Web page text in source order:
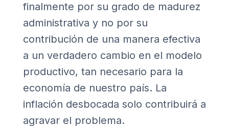
finalmente por su grado de madurez
administrativa y no por su
contribución de una manera efectiva
a un verdadero cambio en el modelo
productivo, tan necesario para la
economía de nuestro país. La
inflación desbocada solo contribuirá a
agravar el problema.